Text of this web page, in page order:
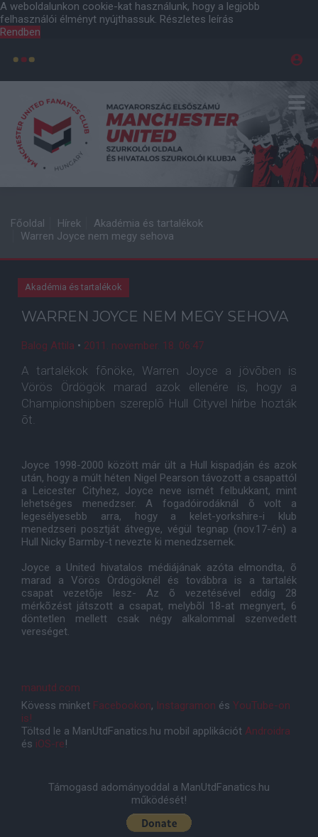
A weboldalunkon cookie-kat használunk, hogy a legjobb
felhasználói élményt nyújthassuk. Részletes leírás
Rendben
Főoldal Hírek
Akadémia és tartalékok
Warren Joyce nem megy sehova
Akadémia és tartalékok
WARREN JOYCE NEM MEGY SEHOVA
Balog Attila • 2011. november. 18. 06:47
A tartalékok fõnöke, Warren Joyce a jövõben is
Vörös Ördögök marad azok ellenére is, hogy a
Championshipben szereplõ Hull Cityvel hírbe hozták
õt.
Joyce 1998-2000 között már ült a Hull kispadján és azok
után, hogy a múlt héten Nigel Pearson távozott a csapattól
a Leicester Cityhez, Joyce neve ismét felbukkant, mint
lehetséges menedzser. A fogadóirodáknál õ volt a
legesélyesebb arra, hogy a kelet-yorkshire-i klub
menedzseri posztját átvegye, végül tegnap (nov.17-én) a
Hull Nicky Barmby-t nevezte ki menedzsernek.
Joyce a United hivatalos médiájának azóta elmondta, õ
marad a Vörös Ördögöknél és továbbra is a tartalék
csapat vezetõje lesz- Az õ vezetésével eddig 28
mérkõzést játszott a csapat, melybõl 18-at megnyert, 6
döntetlen mellett csak négy alkalommal szenvedett
vereséget.
manutd.com
Kövess minket Facebookon, Instagramon és YouTube-on
is!
Töltsd le a ManUtdFanatics.hu mobil applikációt Androidra
és iOS-re!
Támogasd adományoddal a ManUtdFanatics.hu
működését!